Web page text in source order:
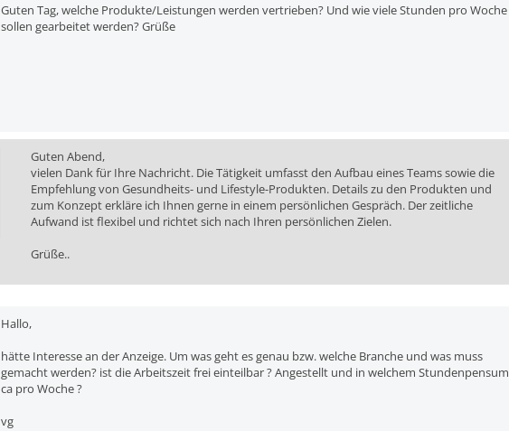
Guten Tag, welche Produkte/Leistungen werden vertrieben? Und wie viele Stunden pro Woche
sollen gearbeitet werden? Grüße
Guten Abend,
vielen Dank für Ihre Nachricht. Die Tätigkeit umfasst den Aufbau eines Teams sowie die
Empfehlung von Gesundheits- und Lifestyle-Produkten. Details zu den Produkten und
zum Konzept erkläre ich Ihnen gerne in einem persönlichen Gespräch. Der zeitliche
Aufwand ist flexibel und richtet sich nach Ihren persönlichen Zielen.
Grüße..
Hallo,
hätte Interesse an der Anzeige. Um was geht es genau bzw. welche Branche und was muss
gemacht werden? ist die Arbeitszeit frei einteilbar ? Angestellt und in welchem Stundenpensum
ca pro Woche ?
vg